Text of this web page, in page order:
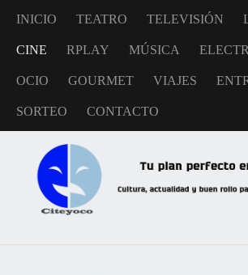
INICIO TEATRO TELEVISIÓN
CINE RPLAY MÚSICA
OCIO GOURMET VIAJES
SORTEO CONTACTO